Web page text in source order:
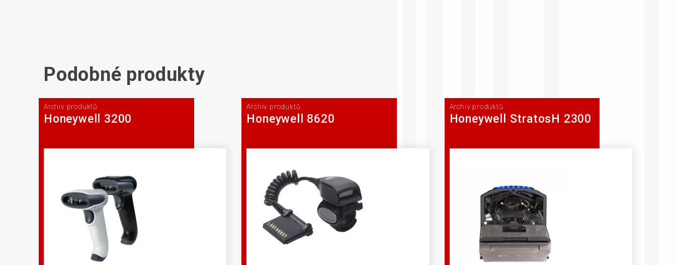
Podobné produkty
Archiv produktů
Honeywell 3200
Archiv produktů
Honeywell 8620
Archiv produktů
Honeywell StratosH 2300